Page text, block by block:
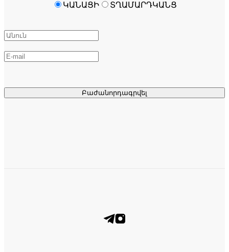
Բաժանորդագրվել
ԿԱՆԱՑԻ ՏՂԱՄԱՐԴԿԱՆՑ